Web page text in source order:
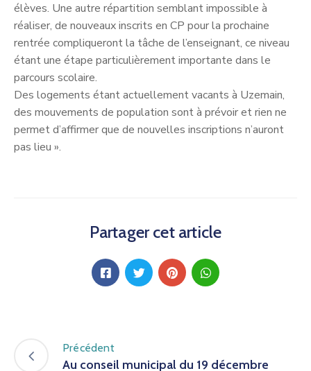
élèves. Une autre répartition semblant impossible à
réaliser, de nouveaux inscrits en CP pour la prochaine
rentrée compliqueront la tâche de l’enseignant, ce niveau
étant une étape particulièrement importante dans le
parcours scolaire.
Des logements étant actuellement vacants à Uzemain,
des mouvements de population sont à prévoir et rien ne
permet d’affirmer que de nouvelles inscriptions n’auront
pas lieu ».
Partager cet article
Précédent
Au conseil municipal du 19 décembre